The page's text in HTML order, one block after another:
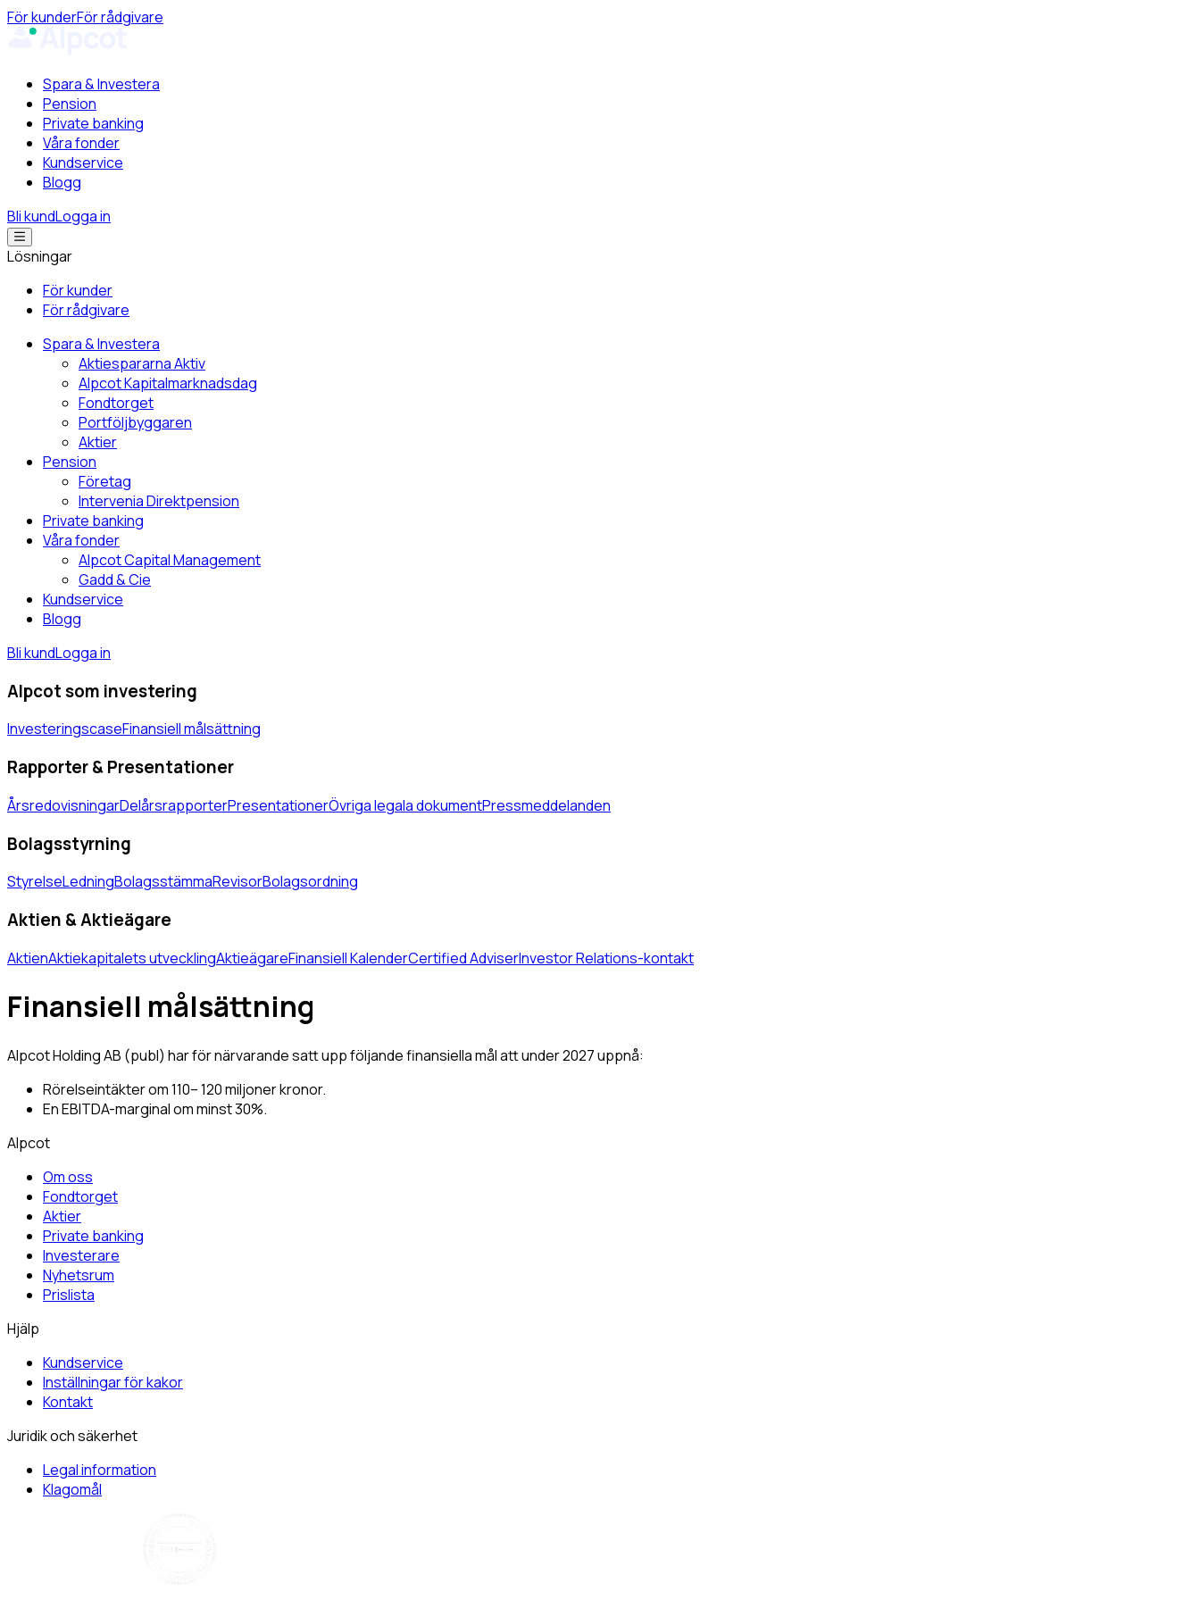
För kunderFör rådgivare
Spara & Investera
Pension
Private banking
Våra fonder
Kundservice
Blogg
Bli kundLogga in
Lösningar
För kunder
För rådgivare
Spara & Investera
Aktiespararna Aktiv
Alpcot Kapitalmarknadsdag
Fondtorget
Portföljbyggaren
Aktier
Pension
Företag
Intervenia Direktpension
Private banking
Våra fonder
Alpcot Capital Management
Gadd & Cie
Kundservice
Blogg
Bli kundLogga in
Alpcot som investering
InvesteringscaseFinansiell målsättning
Rapporter & Presentationer
ÅrsredovisningarDelårsrapporterPresentationerÖvriga legala dokumentPressmeddelanden
Bolagsstyrning
StyrelseLedningBolagsstämmaRevisorBolagsordning
Aktien & Aktieägare
AktienAktiekapitalets utvecklingAktieägareFinansiell KalenderCertified AdviserInvestor Relations-kontakt
Finansiell målsättning
Alpcot Holding AB (publ) har för närvarande satt upp följande finansiella mål att under 2027 uppnå:
Rörelseintäkter om 110– 120 miljoner kronor.
En EBITDA-marginal om minst 30%.
Alpcot
Om oss
Fondtorget
Aktier
Private banking
Investerare
Nyhetsrum
Prislista
Hjälp
Kundservice
Inställningar för kakor
Kontakt
Juridik och säkerhet
Legal information
Klagomål